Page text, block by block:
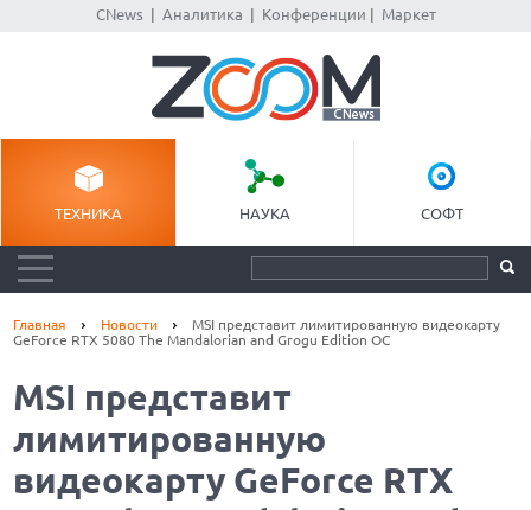
CNews| Аналитика Конференции Маркет
ТЕХНИКА НАУКА СОФТ
Главная Новости
MSI представит лимитированную видеокарту
GeForce RTX 5080 The Mandalorian and Grogu Edition OC
MSI представит
лимитированную
видеокарту GeForce RTX